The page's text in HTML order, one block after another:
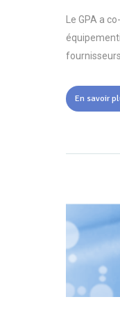
Le GPA a
En savoir